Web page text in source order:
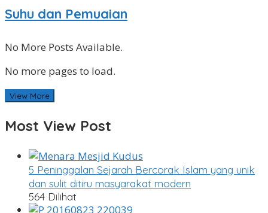
Suhu dan Pemuaian
No More Posts Available.
No more pages to load.
View More
Most View Post
5 Peninggalan Sejarah Bercorak Islam yang unik
dan sulit ditiru masyarakat modern
564 Dilihat